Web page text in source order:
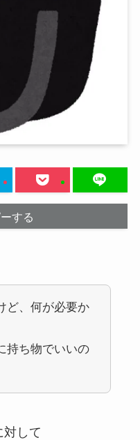
する
ど、何が必要か
持ち物でいいの
対して